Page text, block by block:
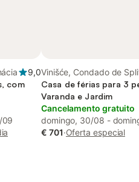
9,0
com
09
Vinišće, Condado de
Casa de férias para 3
Varanda e Jardim
Cancelamento gratuito
domingo, 30/08 -
€ 701·Oferta especial